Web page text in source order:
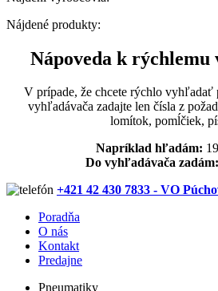
Nájdené produkty:
Nápoveda k
V prípade, že chcete rýchlo vyhľadať
vyhľadávača zadajte len čísla z
lomítok, pomĺčiek,
Napríklad hľadám:
Do vyhľadávača zadám:
+421 42 430 7833 - VO
Poradňa
O nás
Kontakt
Predajne
Pneumatiky